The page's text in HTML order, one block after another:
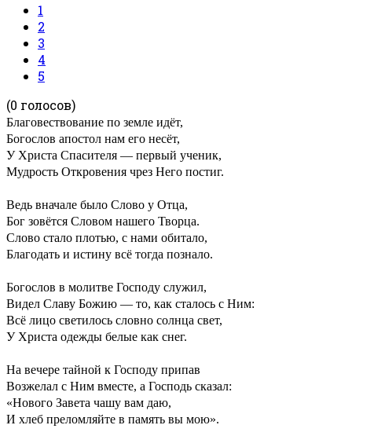
1
2
3
4
5
(0 голосов)
Благовествование по земле идёт,
Богослов апостол нам его несёт,
У Христа Спасителя — первый ученик,
Мудрость Откровения чрез Него постиг.
Ведь вначале было Слово у Отца,
Бог зовётся Словом нашего Творца.
Слово стало плотью, с нами обитало,
Благодать и истину всё тогда познало.
Богослов в молитве Господу служил,
Видел Славу Божию — то, как сталось с Ним:
Всё лицо светилось словно солнца свет,
У Христа одежды белые как снег.
На вечере тайной к Господу припав
Возжелал с Ним вместе, а Господь сказал:
«Нового Завета чашу вам даю,
И хлеб преломляйте в память вы мою».